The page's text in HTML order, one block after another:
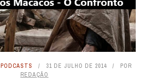
PODCASTS 31 DE JULHO DE 2014
POR
REDAÇÃO